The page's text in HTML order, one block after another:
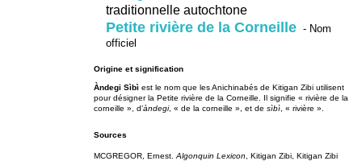
traditionnelle autochtone
Petite rivière de la Corneille - Nom
officiel
Origine et signification
Àndegi Sìbì est le nom que les Anichinabés de Kitigan Zibi utilisent
pour désigner la Petite rivière de la Corneille. Il signifie « rivière de la
corneille », d’àndegi, « de la corneille », et de sìbì , « rivière ».
Sources
MCGREGOR, Ernest. Algonquin Lexicon , Kitigan Zibi, Kitigan Zibi